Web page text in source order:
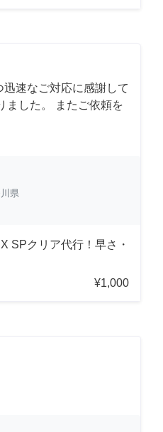
速なご対応に感謝して
ました。 またご依頼を
県
SPクリア代行！早さ・
¥1,000